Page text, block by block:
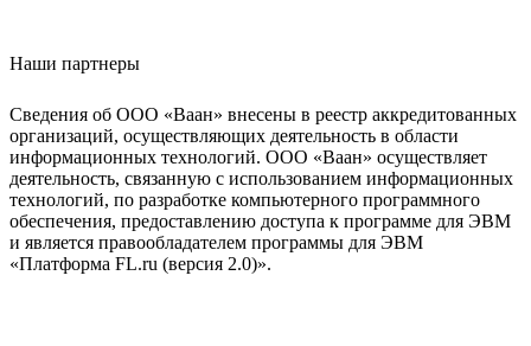
Наши партнеры
Сведения об ООО «Ваан» внесены в реестр аккредитованных
организаций, осуществляющих деятельность в области
информационных технологий. ООО «Ваан» осуществляет
деятельность, связанную с использованием информационных
технологий, по разработке компьютерного программного
обеспечения, предоставлению доступа к программе для ЭВМ
и является правообладателем программы для ЭВМ
«Платформа FL.ru (версия 2.0)».